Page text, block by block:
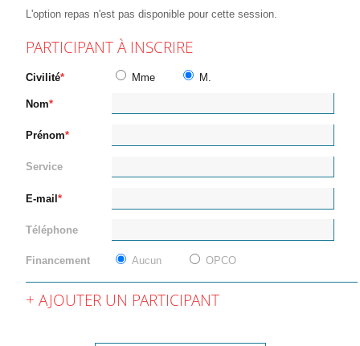
L'option repas n'est pas disponible pour cette session.
PARTICIPANT À INSCRIRE
Civilité Mme M.
Nom
Prénom
Service
E-mail
Téléphone
Financement Aucun OPCO
AJOUTER UN PARTICIPANT